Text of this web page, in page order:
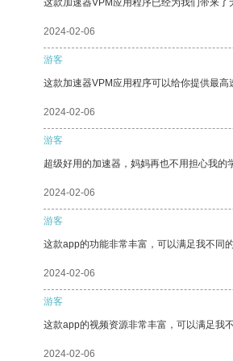
这款加速器VPM应用程序已经为我们带来
2024-02-06
游客
这款加速器VPM应用程序可以给你提供最高
2024-02-06
游客
超级好用的加速器，妈妈再也不用担心我的
2024-02-06
游客
这款app的功能非常丰富，可以满足我不同的
2024-02-06
游客
这款app的视频资源非常丰富，可以满足我
2024-02-06